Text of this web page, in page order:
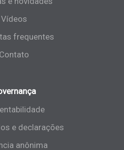
Vídeos
frequentes
Contato
e declarações
anônima